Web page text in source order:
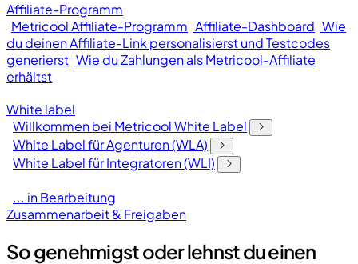
Affiliate-Programm
Metricool Affiliate-Programm Affiliate-Dashboard Wie
du deinen Affiliate-Link personalisierst und Testcodes
generierst Wie du Zahlungen als Metricool-Affiliate
erhältst
White label
Willkommen bei Metricool White Label
White Label für Agenturen (WLA)
White Label für Integratoren (WLI)
... in Bearbeitung
Zusammenarbeit & Freigaben
So genehmigst oder lehnst du einen